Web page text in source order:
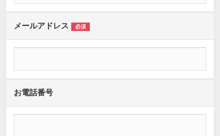
メールアドレス 必須
お電話番号